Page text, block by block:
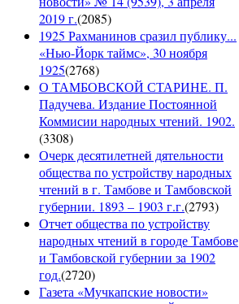
2019 г.(2085)
1925 Рахманинов сразил публику...
«Нью-Йорк таймс», 30 ноября
1925(2768)
О ТАМБОВСКОЙ СТАРИНЕ. П.
Падучева. Издание Постоянной
Коммисии народных чтений. 1902.
(3308)
Очерк десятилетней дятельности
общества по устройству народных
чтений в г. Тамбове и Тамбовской
губернии. 1893 – 1903 г.г.(2793)
Отчет общества по устройству
народных чтений в городе Тамбове
и Тамбовской губернии за 1902
год.(2720)
Газета «Мучкапские новости»